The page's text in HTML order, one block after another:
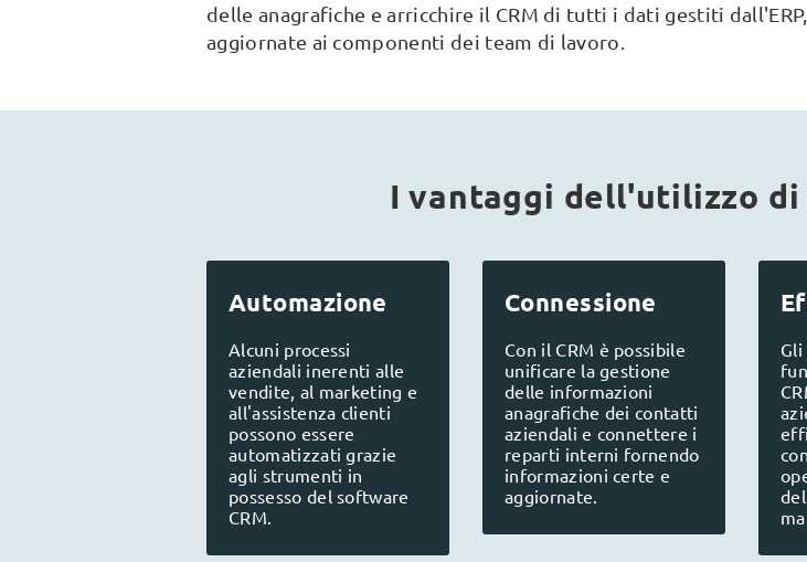
delle anagrafiche e arricchire il CRM di tutti i dati gestiti
aggiornate ai componenti dei team di lavoro.
I vantaggi dell'utilizzo di
Automazione
Alcuni processi
aziendali inerenti alle
vendite, al marketing e
all'assistenza clienti
possono essere
automatizzati grazie
agli strumenti in
possesso del software
CRM.
Connessione
Con il CRM è possibile
unificare la gestione
delle informazioni
anagrafiche dei contatti
aziendali e connettere i
reparti interni fornendo
informazioni certe e
aggiornate.